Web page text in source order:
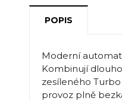
POPIS
Moderní
Kombinují
zesíleného
provoz plně